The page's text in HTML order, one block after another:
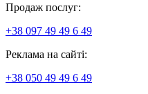
Продаж послуг:
+38 097 49 49 6 49
Реклама на сайті:
+38 050 49 49 6 49